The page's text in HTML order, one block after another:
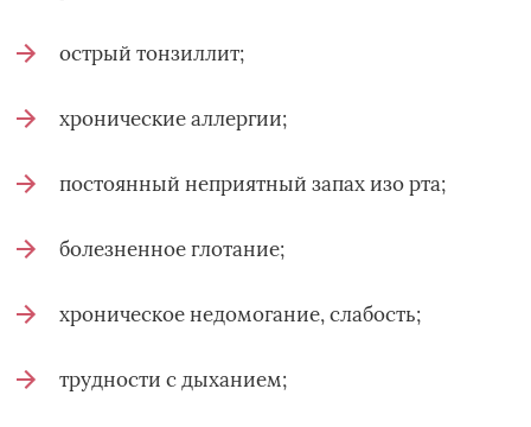
острый тонзиллит;
хронические аллергии;
постоянный неприятный запах изо рта;
болезненное глотание;
хроническое недомогание, слабость;
трудности с дыханием;